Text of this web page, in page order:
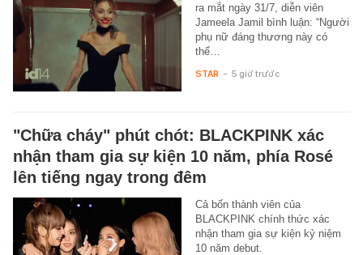
ra mắt ngày 31/7, diễn viên
Jameela Jamil bình luận: “Người
phụ nữ đáng thương này có
thể…
STAR - 5 giờ trước
"Chữa cháy" phút chót: BLACKPINK xác
nhận tham gia sự kiện 10 năm, phía Rosé
lên tiếng ngay trong đêm
Cả bốn thành viên của
BLACKPINK chính thức xác
nhận tham gia sự kiện kỷ niệm
10 năm debut.